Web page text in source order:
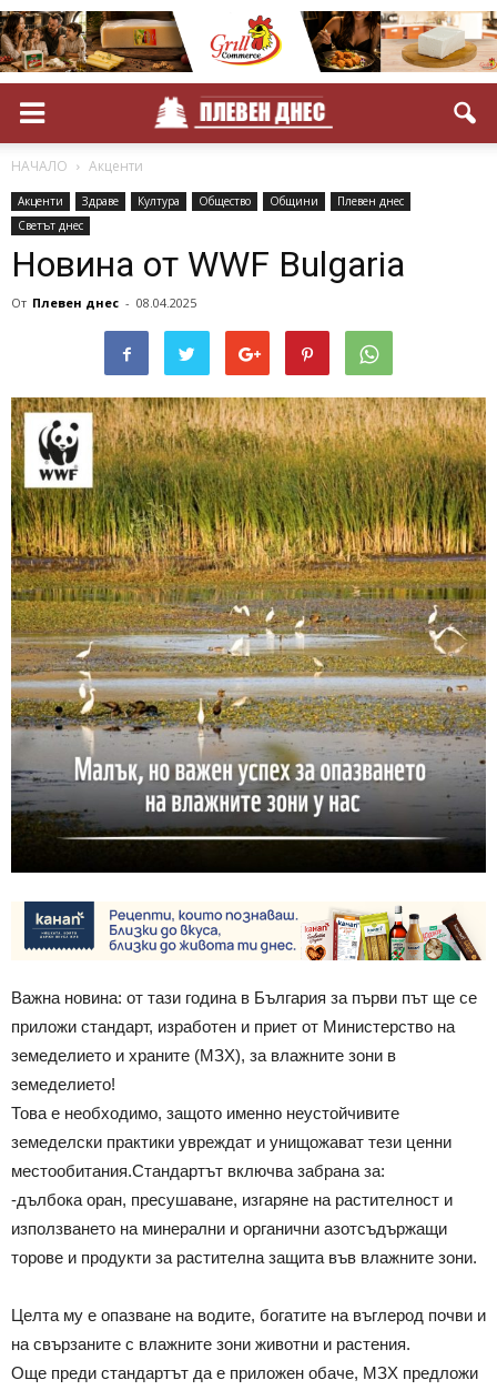
НАЧАЛО Акценти
Акценти Здраве Култура Общество Общини
Плевен днес
Светът днес
Новина от WWF Bulgaria
От Плевен днес - 08.04.2025
Важна новина: от тази година в България за първи път ще се
приложи стандарт, изработен и приет от Министерство на
земеделието и храните (МЗХ), за влажните зони в
земеделието!
Това е необходимо, защото именно неустойчивите
земеделски практики увреждат и унищожават тези ценни
местообитания.Стандартът включва забрана за:
-дълбока оран, пресушаване, изгаряне на растителност и
използването на минерални и органични азотсъдържащи
торове и продукти за растителна защита във влажните зони.
Целта му е опазване на водите, богатите на въглерод почви и
на свързаните с влажните зони животни и растения.
Още преди стандартът да е приложен обаче, МЗХ предложи